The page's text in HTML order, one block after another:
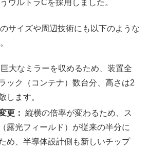
ウルトラCを採用しました。
サイズや周辺技術にも以下のような
巨大なミラーを収めるため、装置全
ック（コンテナ）数台分、高さは2
します。
更： 縦横の倍率が変わるため、ス
露光フィールド）が従来の半分に
め、半導体設計側も新しいチップ